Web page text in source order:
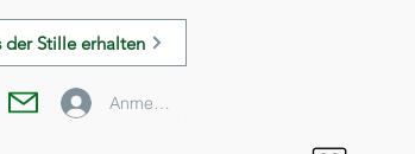
der Stille erhalten
Anmelden